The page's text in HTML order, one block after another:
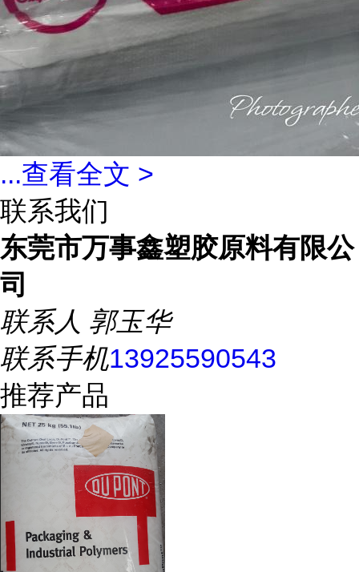
...查看全文 >
联系我们
东莞市万事鑫塑胶原料有限公
司
联系人 郭玉华
联系手机13925590543
推荐产品